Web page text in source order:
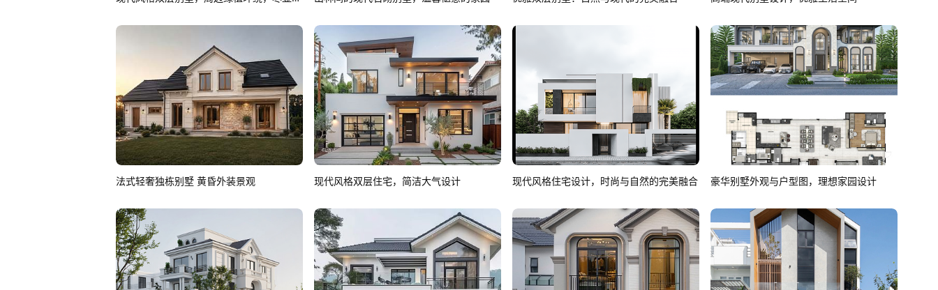
法式轻奢独栋别墅 黄昏外装景观 现代风格双层住宅，简洁大气设计 现代风格住宅设计，时尚与自然的完美融合 豪华别墅外观与户型图，理想家园设计